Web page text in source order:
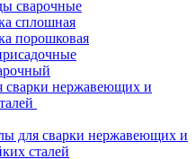
сварочные
сплошная
порошковая
сварки нержавеющих и
для сварки нержавеющих и
сталей